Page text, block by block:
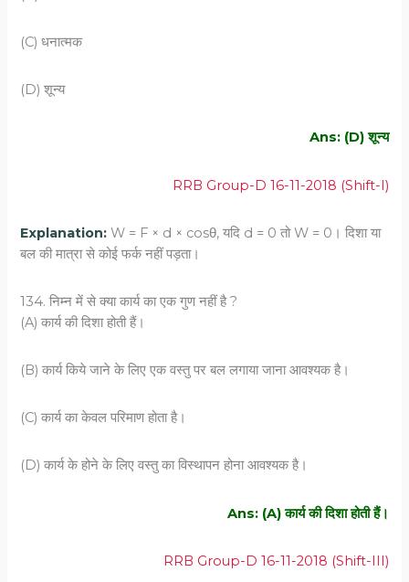
(C) धनात्‍मक
(D) शून्‍य
Ans: (D) शून्‍य
RRB Group-D 16-11-2018 (Shift-I)
Explanation: W = F × d × cosθ, यदि d = 0 तो W = 0। दिशा या
बल की मात्रा से कोई फर्क नहीं पड़ता।
134. निम्‍न में से क्‍या कार्य का एक गुण नहीं है ?
(A) कार्य की दिशा होती हैं।
(B) कार्य किये जाने के लिए एक वस्‍तु पर बल लगाया जाना आवश्‍यक है।
(C) कार्य का केवल परिमाण होता है।
(D) कार्य के होने के लिए वस्‍तु का विस्‍थापन होना आवश्यक है।
Ans: (A) कार्य की दिशा होती हैं।
RRB Group-D 16-11-2018 (Shift-III)